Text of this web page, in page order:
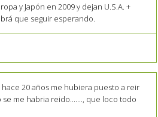
y Japón en 2009 y dejan U.S.A. +
que seguir esperando.
20 años me hubiera puesto a reir
se me habria reido......., que loco todo